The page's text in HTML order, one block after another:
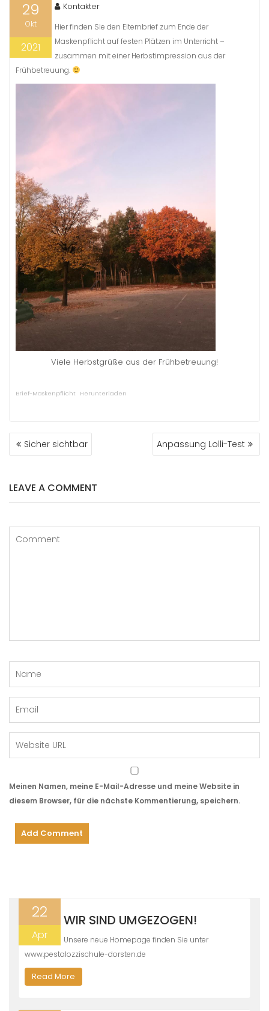
29
Okt
2021
Kontakter
Hier finden Sie den Elternbrief zum Ende der
Maskenpflicht auf festen Plätzen im Unterricht –
zusammen mit einer Herbstimpression aus der
Frühbetreuung.
Viele Herbstgrüße aus der Frühbetreuung!
Brief-Maskenpflicht Herunterladen
BEITRAGS-
NAVIGATION
Sicher sichtbar Anpassung Lolli-Test
LEAVE A COMMENT
Meinen Namen, meine E-Mail-Adresse und meine Website in
diesem Browser, für die nächste Kommentierung, speichern.
22
Apr
WIR SIND UMGEZOGEN!
Unsere neue Homepage finden Sie unter
www.pestalozzischule-dorsten.de
Read More